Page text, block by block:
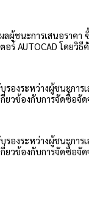
ลผู้ชนะการเสนอราคา
อร์ AUTOCAD โดยวิธี
รองระหว่างผู้ชนะการ
ยวข้องกับการจัดซื้อจัด
รองระหว่างผู้ชนะการ
ยวข้องกับการจัดซื้อจัด